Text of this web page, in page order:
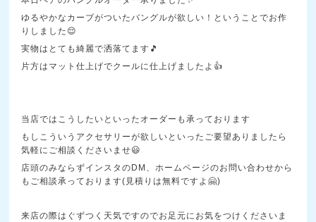
ゆるやかなカーブがついたバングルが欲しい！ということでお作
りしました😌
実物はとても綺麗で洒落てます🎵
片方はマット仕上げでクールに仕上げましたよ👍
当店ではこうしたいといったオーダーも承っております
もしこういうアクセサリーが欲しいといったご要望ありましたら
気軽にご相談くださいませ😃
店頭のみならずインスタのDM、ホームページのお問い合わせから
もご相談承っております(見積りは無料ですよ🤗)
来店の際はぐずつく天気ですのでお足元にお気をつけくださいま